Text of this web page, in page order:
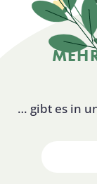
… gibt es in